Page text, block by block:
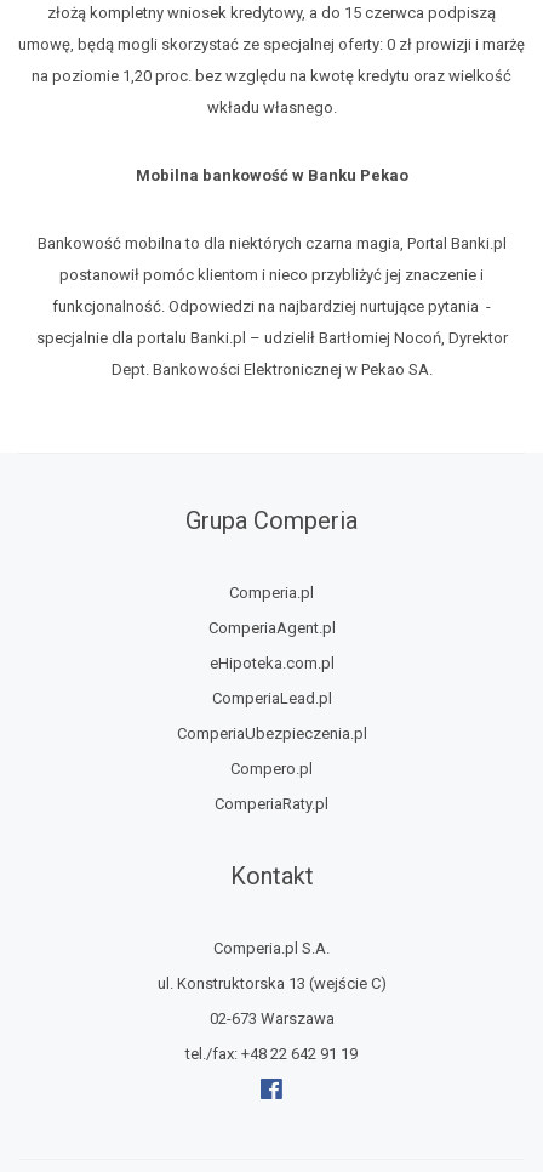
złożą kompletny wniosek kredytowy, a do 15 czerwca podpiszą
umowę, będą mogli skorzystać ze specjalnej oferty: 0 zł prowizji i marżę
na poziomie 1,20 proc. bez względu na kwotę kredytu oraz wielkość
wkładu własnego.
Mobilna bankowość w Banku Pekao
Bankowość mobilna to dla niektórych czarna magia, Portal Banki.pl
postanowił pomóc klientom i nieco przybliżyć jej znaczenie i
funkcjonalność. Odpowiedzi na najbardziej nurtujące pytania -
specjalnie dla portalu Banki.pl – udzielił Bartłomiej Nocoń, Dyrektor
Dept. Bankowości Elektronicznej w Pekao SA.
Grupa Comperia
Comperia.pl
ComperiaAgent.pl
eHipoteka.com.pl
ComperiaLead.pl
ComperiaUbezpieczenia.pl
Compero.pl
ComperiaRaty.pl
Kontakt
Comperia.pl S.A.
ul. Konstruktorska 13 (wejście C)
02-673 Warszawa
tel./fax: +48 22 642 91 19